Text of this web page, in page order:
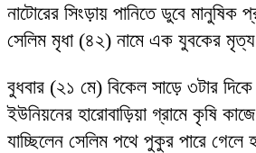
নাটোরের সিংড়ায় পানিতে ডুবে মানুষিক
সেলিম মৃধা (৪২) নামে এক যুবকের
বুধবার (২১ মে) বিকেল সাড়ে ৩টার
ইউনিয়নের হারোবাড়িয়া গ্রামে কৃষি
যাচ্ছিলেন সেলিম পথে পুকুর পারে গেলে